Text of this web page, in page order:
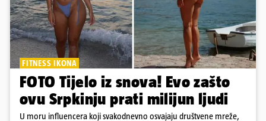
FITNESS IKONA
FOTO Tijelo iz snova! Evo zašto
ovu Srpkinju prati milijun ljudi
U moru influencera koji svakodnevno osvajaju društvene mreže,